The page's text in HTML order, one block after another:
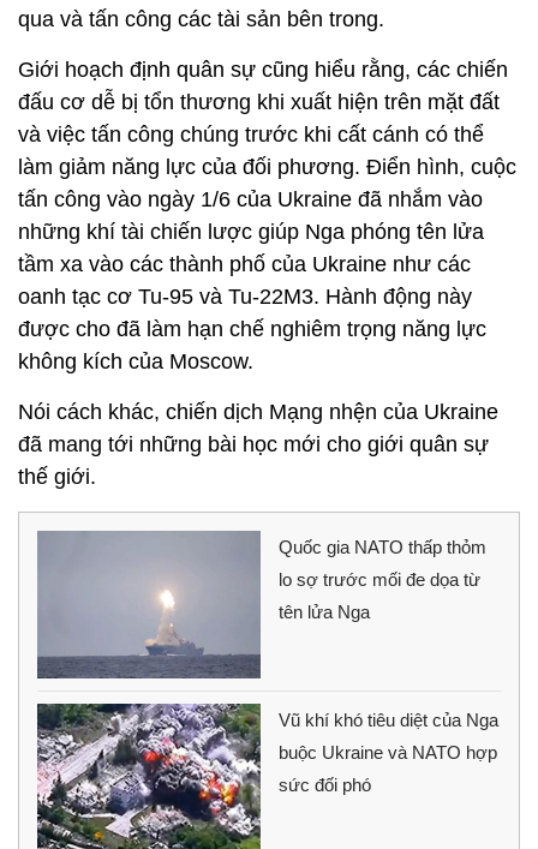
qua và tấn công các tài sản bên trong.
Giới hoạch định quân sự cũng hiểu rằng, các chiến
đấu cơ dễ bị tổn thương khi xuất hiện trên mặt đất
và việc tấn công chúng trước khi cất cánh có thể
làm giảm năng lực của đối phương. Điển hình, cuộc
tấn công vào ngày 1/6 của Ukraine đã nhắm vào
những khí tài chiến lược giúp Nga phóng tên lửa
tầm xa vào các thành phố của Ukraine như các
oanh tạc cơ Tu-95 và Tu-22M3. Hành động này
được cho đã làm hạn chế nghiêm trọng năng lực
không kích của Moscow.
Nói cách khác, chiến dịch Mạng nhện của Ukraine
đã mang tới những bài học mới cho giới quân sự
thế giới.
Quốc gia NATO thấp thỏm
lo sợ trước mối đe dọa từ
tên lửa Nga
Vũ khí khó tiêu diệt của Nga
buộc Ukraine và NATO hợp
sức đối phó